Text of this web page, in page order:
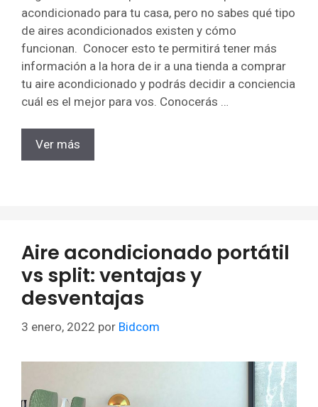
acondicionado para tu casa, pero no sabes qué tipo
de aires acondicionados existen y cómo
funcionan. Conocer esto te permitirá tener más
información a la hora de ir a una tienda a comprar
tu aire acondicionado y podrás decidir a conciencia
cuál es el mejor para vos. Conocerás …
Ver más
Aire acondicionado portátil
vs split: ventajas y
desventajas
3 enero, 2022 por Bidcom